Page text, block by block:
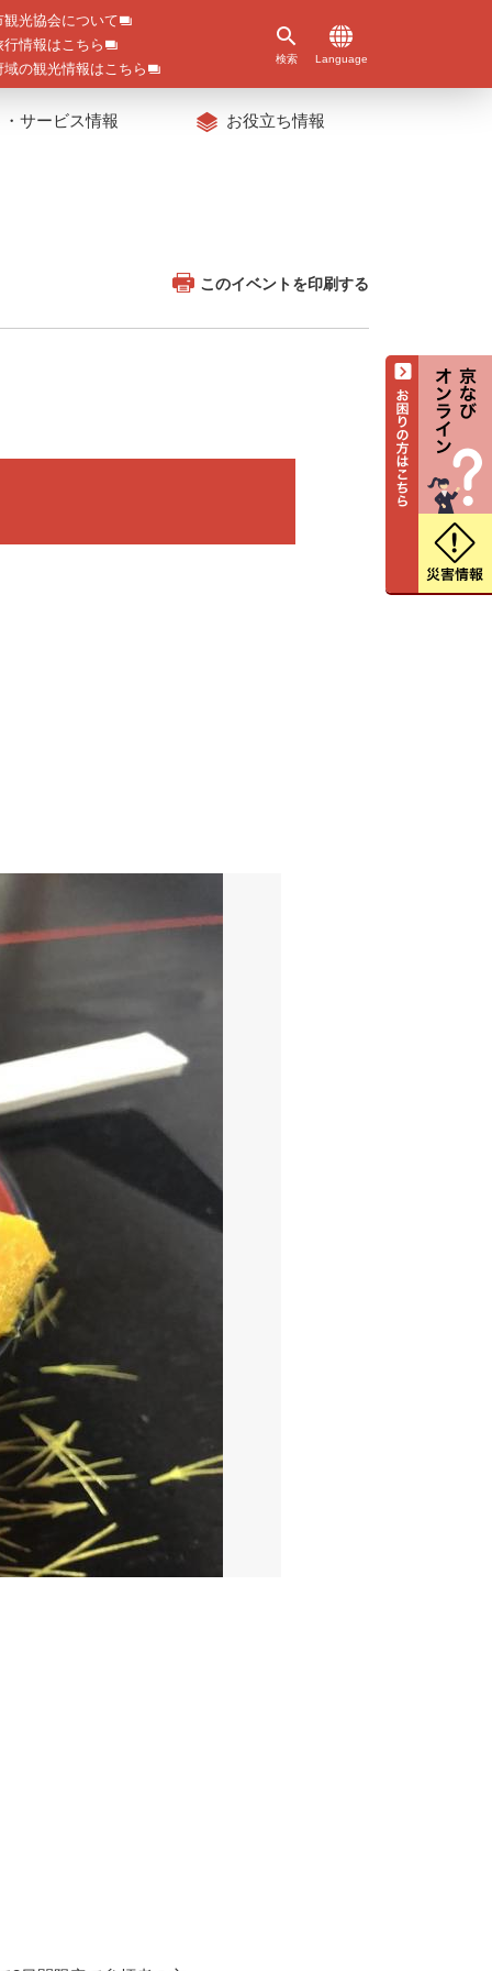
観光協会について
行情報はこちら
域の観光情報はこちら
検索 Language
サービス情報 お役立ち情報
このイベントを印刷する